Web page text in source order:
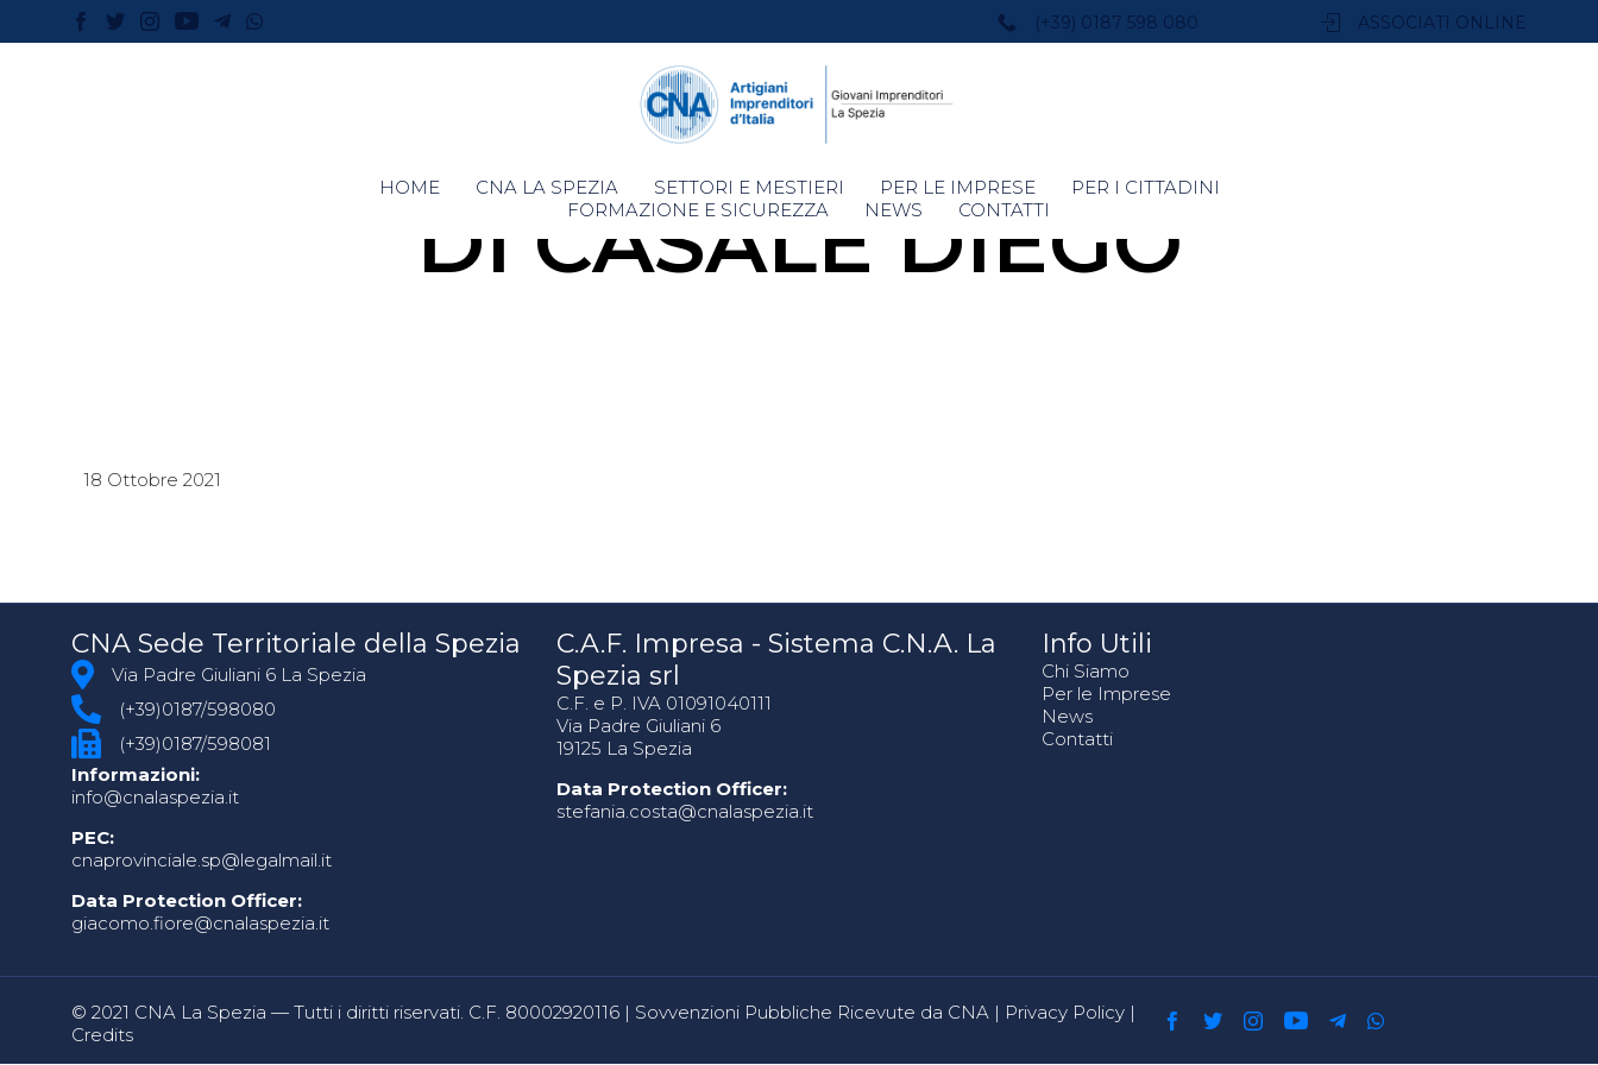
(+39) 0187 598 080 ASSOCIATI ONLINE
Skip
to
HOME CNA LA SPEZIA SETTORI E MESTIERI PER LE IMPRESE
PER I CITTADINI
FORMAZIONE E SICUREZZA
NEWS CONTATTI
DI CASALE DIEGO
18 Ottobre 2021
CNA Sede Territoriale della Spezia
Via Padre Giuliani 6 La Spezia
(+39)0187/598080
(+39)0187/598081
Informazioni:
info@cnalaspezia.it
PEC:
cnaprovinciale.sp@legalmail.it
Data Protection Officer:
giacomo.fiore@cnalaspezia.it
C.A.F. Impresa - Sistema C.N.A. La
Spezia srl
C.F. e P. IVA 01091040111
Via Padre Giuliani 6
19125 La Spezia
Data Protection Officer:
stefania.costa@cnalaspezia.it
Info Utili
Chi Siamo
Per le Imprese
News
Contatti
© 2021 CNA La Spezia — Tutti i diritti riservati. C.F. 80002920116 | Sovvenzioni Pubbliche Ricevute da CNA | Privacy Policy |
Credits